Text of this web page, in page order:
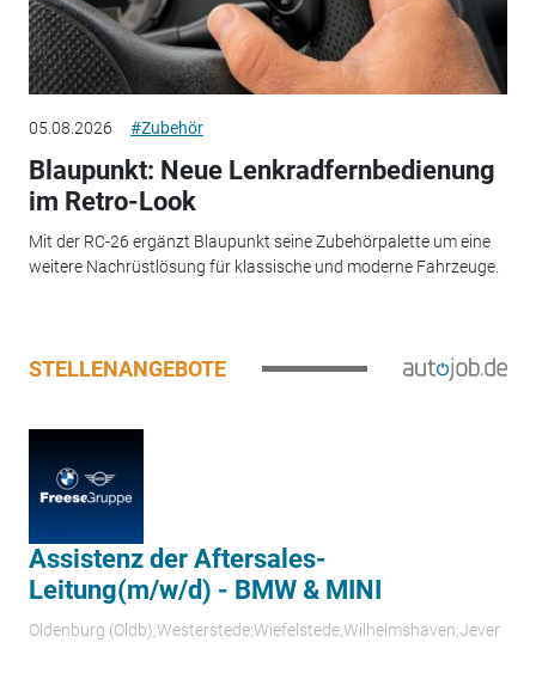
05.08.2026 #Zubehör
Blaupunkt: Neue Lenkradfernbedienung
im Retro-Look
Mit der RC-26 ergänzt Blaupunkt seine Zubehörpalette um eine
weitere Nachrüstlösung für klassische und moderne Fahrzeuge.
STELLENANGEBOTE
Assistenz der Aftersales-
Leitung(m/w/d) - BMW & MINI
Oldenburg (Oldb);Westerstede;Wiefelstede;Wilhelmshaven;Jever